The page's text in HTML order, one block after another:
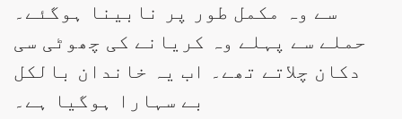
سے وہ مکمل طور پر نابینا ہوگئے۔
حملے سے پہلے وہ کریانے کی چھوٹی سی
دکان چلاتے تھے۔ اب یہ خاندان بالکل
بے سہارا ہوگیا ہے۔